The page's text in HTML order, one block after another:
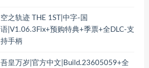
空之轨迹 THE 1ST|中字-国
语|V1.06.3Fix+预购特典+季票+全DLC-支
持手柄
吾皇万岁|官方中文|Build.23605059+全